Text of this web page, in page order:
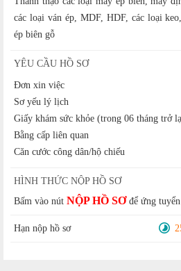
các loại ván ép, MDF, HDF, các loại
ép biên gỗ
YÊU CẦU HỒ SƠ
Đơn xin việc
Sơ yếu lý lịch
Giấy khám sức khỏe (trong 06 tháng trở
Bằng cấp liên quan
Căn cước công dân/hộ chiếu
HÌNH THỨC NỘP HỒ SƠ
Bấm vào nút NỘP HỒ SƠđể ứng tuyển
Hạn nộp hồ sơ